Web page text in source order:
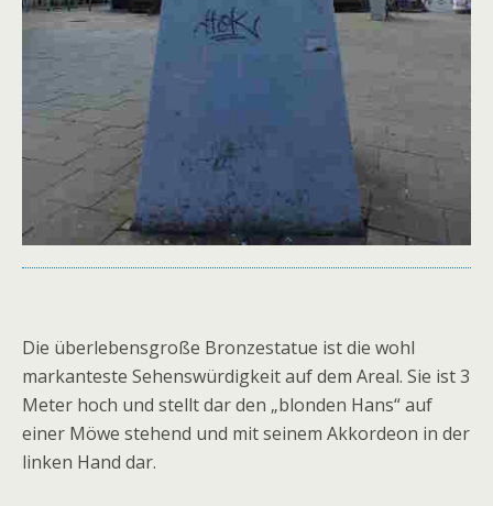
Die überlebensgroße Bronzestatue ist die wohl
markanteste Sehenswürdigkeit auf dem Areal. Sie ist 3
Meter hoch und stellt dar den „blonden Hans“ auf
einer Möwe stehend und mit seinem Akkordeon in der
linken Hand dar.